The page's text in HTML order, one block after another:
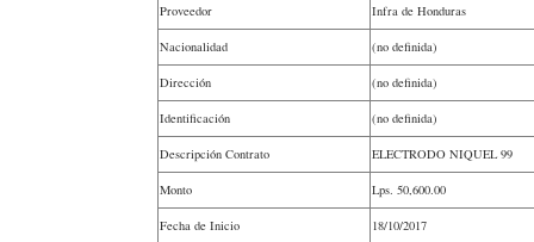
Proveedor Infra de Honduras
Nacionalidad (no definida)
Dirección (no definida)
Identificación (no definida)
Descripción Contrato ELECTRODO NIQUEL 99
Monto Lps. 50,600.00
Fecha de Inicio 18/10/2017